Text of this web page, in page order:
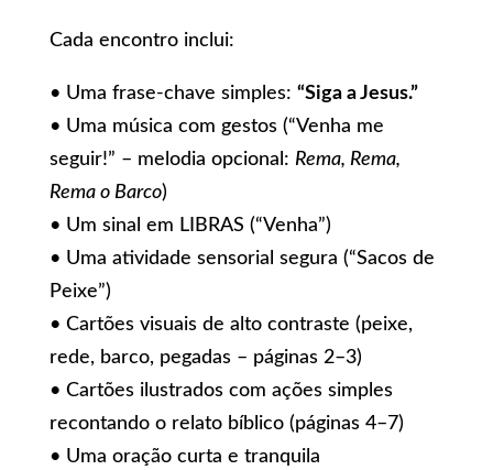
Cada encontro inclui:
• Uma frase-chave simples: “Siga a Jesus.”
• Uma música com gestos (“Venha me
seguir!” – melodia opcional: Rema, Rema,
Rema o Barco)
• Um sinal em LIBRAS (“Venha”)
• Uma atividade sensorial segura (“Sacos de
Peixe”)
• Cartões visuais de alto contraste (peixe,
rede, barco, pegadas – páginas 2–3)
• Cartões ilustrados com ações simples
recontando o relato bíblico (páginas 4–7)
• Uma oração curta e tranquila